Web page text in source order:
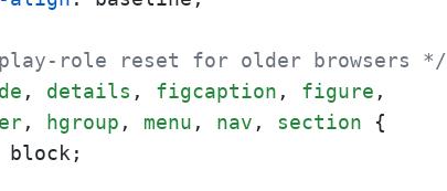
role reset for older browsers */
, details , figcaption , figure
, hgroup , menu , nav , section {
block;